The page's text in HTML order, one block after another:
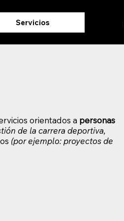
Servicios
orientados a personas
de la carrera deportiva,
(por ejemplo: proyectos de